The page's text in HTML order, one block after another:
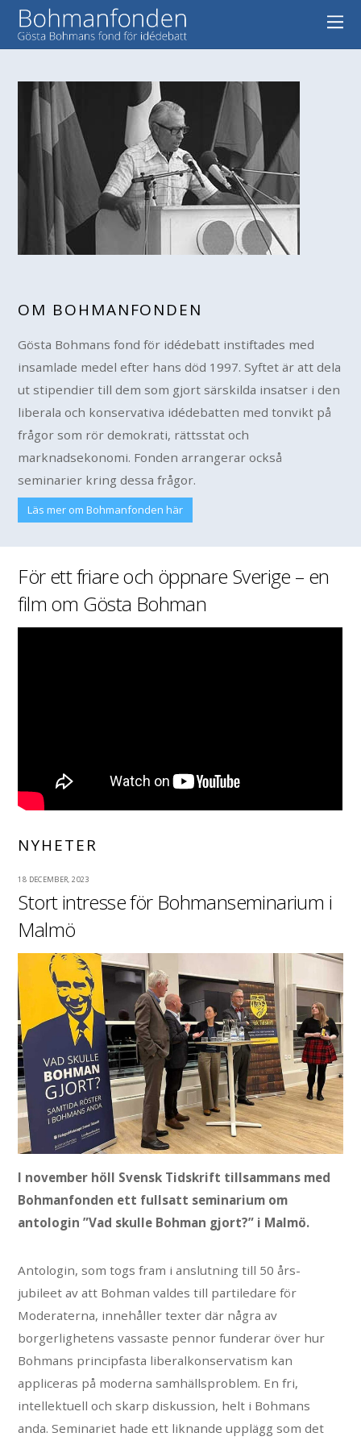
OM BOHMANFONDEN
Gösta Bohmans fond för idédebatt instiftades med
insamlade medel efter hans död 1997. Syftet är att dela
ut stipendier till dem som gjort särskilda insatser i den
liberala och konservativa idédebatten med tonvikt på
frågor som rör demokrati, rättsstat och
marknadsekonomi. Fonden arrangerar också
seminarier kring dessa frågor.
Läs mer om Bohmanfonden här
För ett friare och öppnare Sverige – en
film om Gösta Bohman
NYHETER
18 DECEMBER, 2023
Stort intresse för Bohmanseminarium i
Malmö
I november höll Svensk Tidskrift tillsammans med
Bohmanfonden ett fullsatt seminarium om
antologin ”Vad skulle Bohman gjort?” i Malmö.
Antologin, som togs fram i anslutning till 50 års-
jubileet av att Bohman valdes till partiledare för
Moderaterna, innehåller texter där några av
borgerlighetens vassaste pennor funderar över hur
Bohmans principfasta liberalkonservatism kan
appliceras på moderna samhällsproblem. En fri,
intellektuell och skarp diskussion, helt i Bohmans
anda. Seminariet hade ett liknande upplägg som det